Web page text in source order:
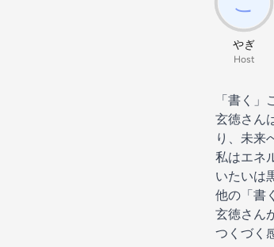
やぎ
Host
「書く
玄徳さん
り、未来
私はエネ
いたいは
他の「書
玄徳さん
つくづく